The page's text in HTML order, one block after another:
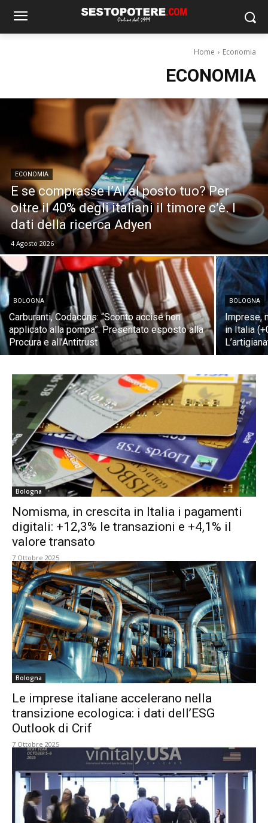
Home Economia
ECONOMIA
ECONOMIA
E se comprasse l’AI al posto tuo? Per
oltre il 40% degli italiani il timore c’è. I
dati della ricerca Adyen
4 Agosto 2026
BOLOGNA
Carburanti, Codacons: “Sconto accise non
applicato alla pompa”. Presentato esposto alla
Procura e all’Antitrust
BOLOGNA
Imprese,
in Italia
Bologna
Nomisma, in crescita in Italia i pagamenti
digitali: +12,3% le transazioni e +4,1% il
valore transato
7 Ottobre 2025
Bologna
Le imprese italiane accelerano nella
transizione ecologica: i dati dell’ESG
Outlook di Crif
7 Ottobre 2025